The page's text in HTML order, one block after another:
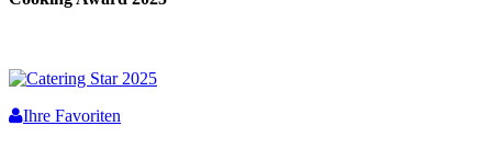
Ihre Favoriten